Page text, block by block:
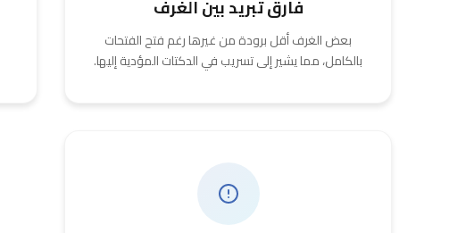
فارق تبريد بين الغرف
بعض الغرف أقل برودة من غيرها رغم فتح الفتحات
بالكامل، مما يشير إلى تسريب في الدكتات المؤدية إليها.